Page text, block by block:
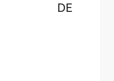
DE